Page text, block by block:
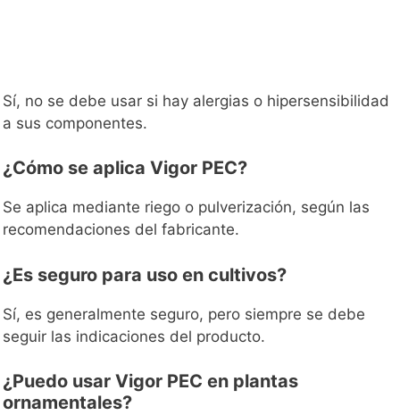
Sí, no se debe usar si hay alergias o hipersensibilidad
a sus componentes.
¿Cómo se aplica Vigor PEC?
Se aplica mediante riego o pulverización, según las
recomendaciones del fabricante.
¿Es seguro para uso en cultivos?
Sí, es generalmente seguro, pero siempre se debe
seguir las indicaciones del producto.
¿Puedo usar Vigor PEC en plantas
ornamentales?